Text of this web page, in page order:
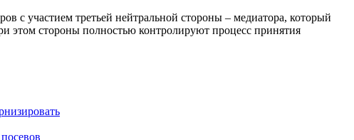
с участием третьей нейтральной стороны – медиатора, который
этом стороны полностью контролируют процесс принятия